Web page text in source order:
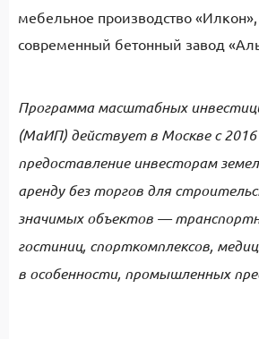
мебельное производство
современный бетонный завод
Программа масштабных
(МаИП) действует в Москве с
предоставление инвесторам
аренду без торгов для
значимых объектов —
гостиниц, спорткомплексов,
в особенности, промышленных